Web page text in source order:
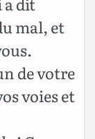
mal, et
de votre
voies et